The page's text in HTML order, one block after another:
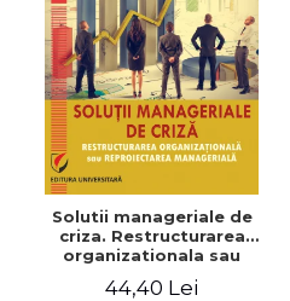
Solutii manageriale de
criza. Restructurarea
organizationala sau
44,40 Lei